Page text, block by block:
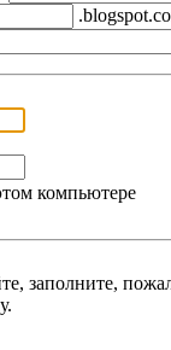
компьютере
заполните,